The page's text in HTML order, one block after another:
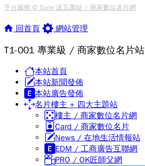
平台服務 © 5one 送五萬站 / 商家數位名片網
回首頁 網站管理
T1-001 專業級 / 商家數位名片站
本站首頁
本站新聞發佈
本站廣告發佈
名片樓主 + 四大主題站
樓主 / 商家數位名片網
Card / 商家數位名片
News / 在地生活情報站
EDM / 工商廣告互聯網
PRO / OK匠師父網